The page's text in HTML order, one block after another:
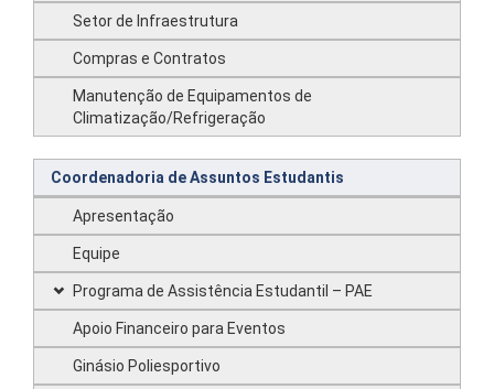
Setor de Infraestrutura
Compras e Contratos
Manutenção de Equipamentos de
Climatização/Refrigeração
Coordenadoria de Assuntos Estudantis
Apresentação
Equipe
Programa de Assistência Estudantil – PAE
Apoio Financeiro para Eventos
Ginásio Poliesportivo